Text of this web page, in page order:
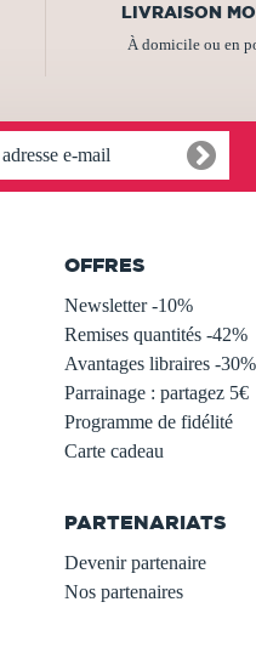
LIVRAISON
À domicile ou en
OFFRES
Newsletter -10%
Remises quantités -42%
Avantages libraires -30%
Parrainage : partagez 5€
Programme de fidélité
Carte cadeau
PARTENARIATS
Devenir partenaire
Nos partenaires